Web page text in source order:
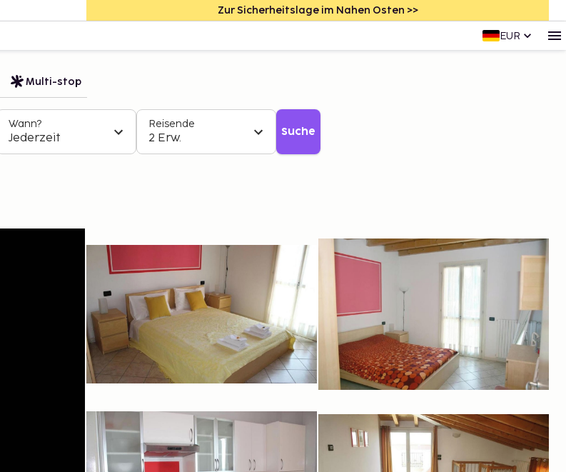
Zur Sicherheitslage im Nahen Osten >>
EUR
Multi-stop
Wann?
Jederzeit
Reisende
2 Erw. Suche